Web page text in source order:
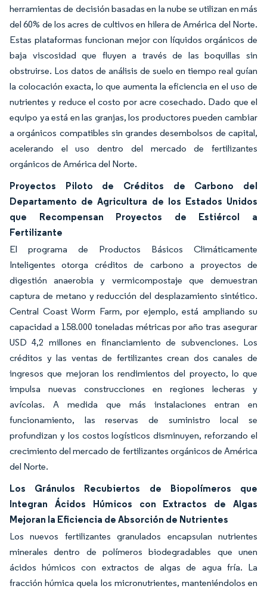
herramientas de decisión basadas en la nube se utilizan en más
del 60% de los acres de cultivos en hilera de América del Norte.
Estas plataformas funcionan mejor con líquidos orgánicos de
baja viscosidad que fluyen a través de las boquillas sin
obstruirse. Los datos de análisis de suelo en tiempo real guían
la colocación exacta, lo que aumenta la eficiencia en el uso de
nutrientes y reduce el costo por acre cosechado. Dado que el
equipo ya está en las granjas, los productores pueden cambiar
a orgánicos compatibles sin grandes desembolsos de capital,
acelerando el uso dentro del mercado de fertilizantes
orgánicos de América del Norte.
Proyectos Piloto de Créditos de Carbono del
Departamento de Agricultura de los Estados Unidos
que Recompensan Proyectos de Estiércol a
Fertilizante
El programa de Productos Básicos Climáticamente
Inteligentes otorga créditos de carbono a proyectos de
digestión anaerobia y vermicompostaje que demuestran
captura de metano y reducción del desplazamiento sintético.
Central Coast Worm Farm, por ejemplo, está ampliando su
capacidad a 158.000 toneladas métricas por año tras asegurar
USD 4,2 millones en financiamiento de subvenciones. Los
créditos y las ventas de fertilizantes crean dos canales de
ingresos que mejoran los rendimientos del proyecto, lo que
impulsa nuevas construcciones en regiones lecheras y
avícolas. A medida que más instalaciones entran en
funcionamiento, las reservas de suministro local se
profundizan y los costos logísticos disminuyen, reforzando el
crecimiento del mercado de fertilizantes orgánicos de América
del Norte.
Los Gránulos Recubiertos de Biopolímeros que
Integran Ácidos Húmicos con Extractos de Algas
Mejoran la Eficiencia de Absorción de Nutrientes
Los nuevos fertilizantes granulados encapsulan nutrientes
minerales dentro de polímeros biodegradables que unen
ácidos húmicos con extractos de algas de agua fría. La
fracción húmica quela los micronutrientes, manteniéndolos en